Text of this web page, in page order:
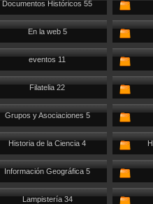
Documentos Históricos 55
En la web 5
eventos 11
Filatelia 22
Grupos y Asociaciones 5
Historia de la Ciencia 4
Información Geográfica 5
Lampistería 34